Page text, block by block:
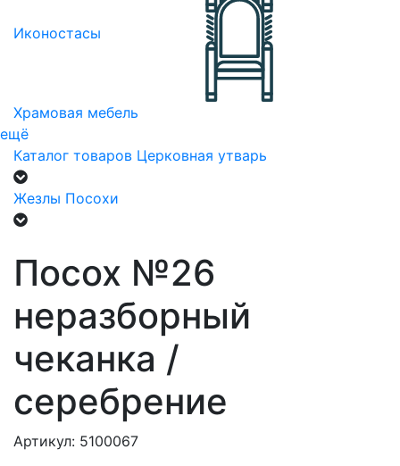
Иконостасы
Храмовая мебель
ещё
Каталог товаров Церковная утварь
Жезлы Посохи
Посох №26
неразборный
чеканка /
серебрение
Артикул: 5100067